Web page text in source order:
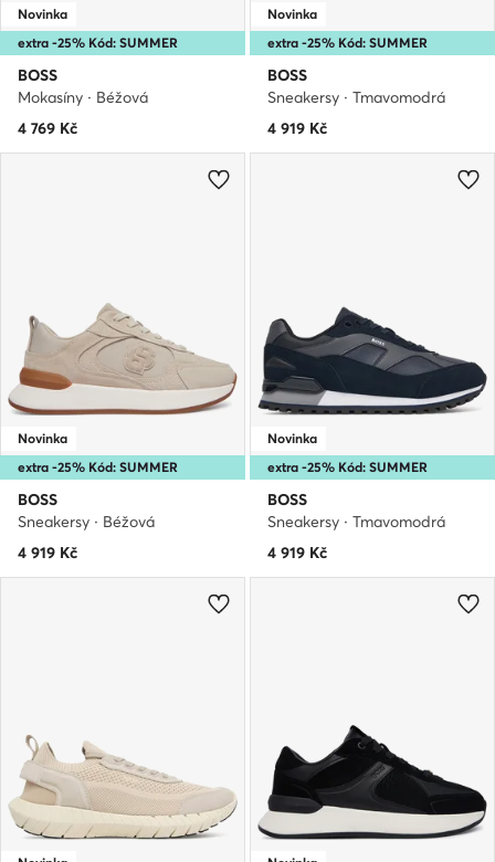
extra -25% Kód: SUMMER
Novinka
BOSS
Mokasíny · Béžová
4 769 Kč
extra -25% Kód: SUMMER
Novinka
BOSS
Sneakersy · Tmavomodrá
4 919 Kč
extra -25% Kód: SUMMER
Novinka
BOSS
Sneakersy · Béžová
4 919 Kč
extra -25% Kód: SUMMER
Novinka
BOSS
Sneakersy · Tmavomodrá
4 919 Kč